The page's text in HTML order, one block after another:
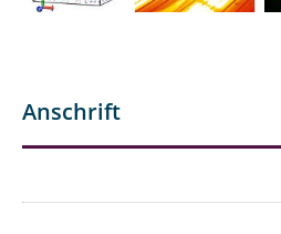
Anschrift